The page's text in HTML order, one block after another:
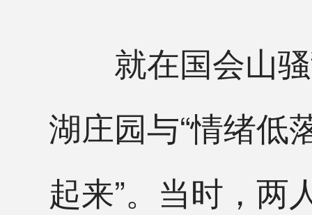
就在国会山骚
湖庄园与“情绪低
起来”。当时，两